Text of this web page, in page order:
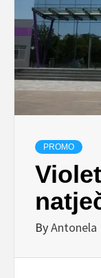
PROMO
ByAntonela